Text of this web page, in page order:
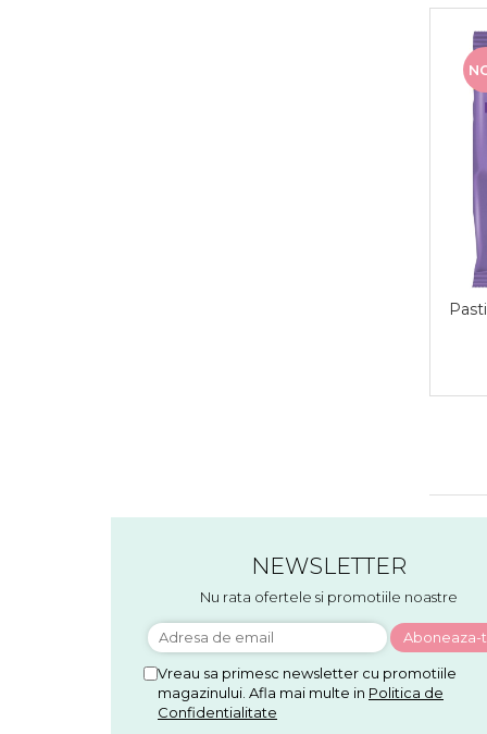
NEWSLETTER
Nu rata ofertele si promotiile noastre
Vreau sa primesc newsletter cu promotiile
magazinului. Afla mai multe in Politica de
Confidentialitate